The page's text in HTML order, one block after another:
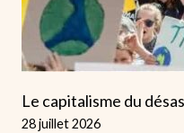
Le capitalisme du
28 juillet 2026